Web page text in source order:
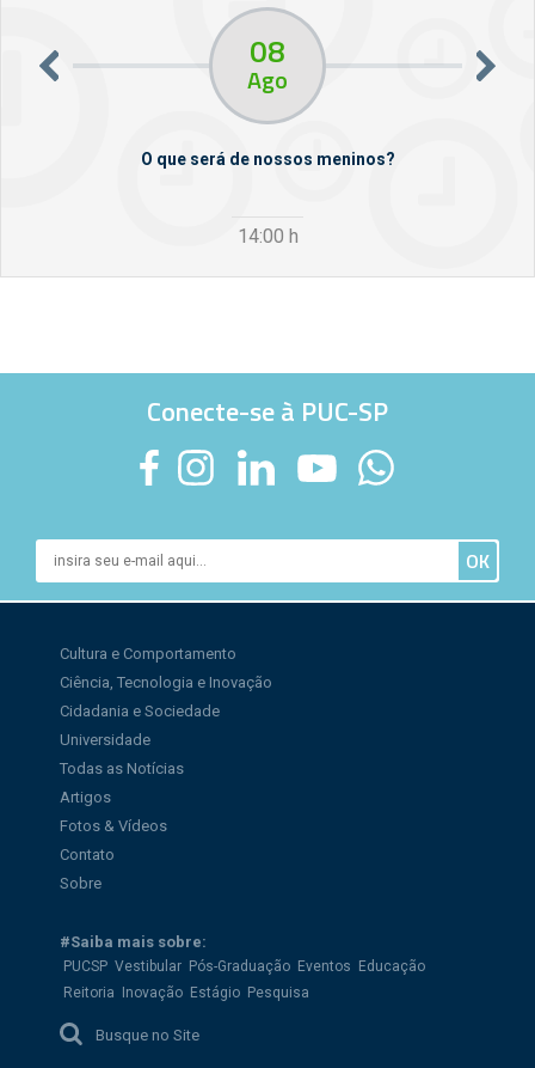
08
Ago
O que será de nossos meninos?
14:00 h
Conecte-se à PUC-SP
Cultura e Comportamento
Ciência, Tecnologia e Inovação
Cidadania e Sociedade
Universidade
Todas as Notícias
Artigos
Fotos & Vídeos
Contato
Sobre
#Saiba mais sobre:
PUCSP Vestibular Pós-Graduação Eventos Educação
Reitoria Inovação Estágio Pesquisa
Busque no Site